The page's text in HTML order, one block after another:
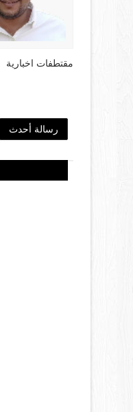
مقتطفات اخبارية
رسالة أحدث